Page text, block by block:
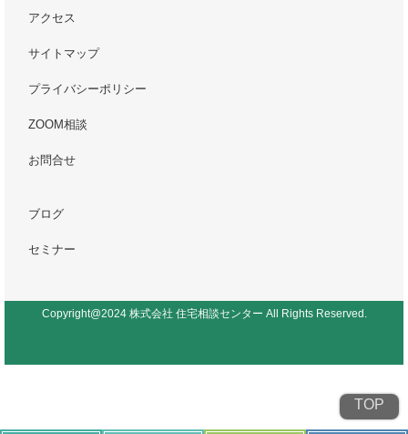
アクセス
サイトマップ
プライバシーポリシー
ZOOM相談
お問合せ
ブログ
セミナー
Copyright@2024 株式会社 住宅相談センター All Rights Reserved.
TOP